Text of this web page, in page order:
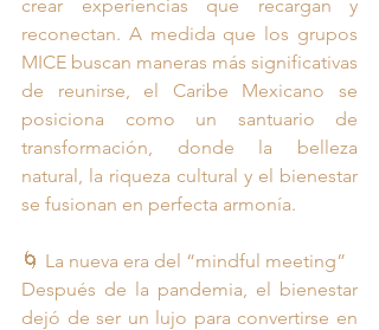
crear experiencias que recargan y
reconectan. A medida que los grupos
MICE buscan maneras más significativas
de reunirse, el Caribe Mexicano se
posiciona como un santuario de
transformación, donde la belleza
natural, la riqueza cultural y el bienestar
se fusionan en perfecta armonía.
🌀 La nueva era del “mindful meeting”
Después de la pandemia, el bienestar
dejó de ser un lujo para convertirse en